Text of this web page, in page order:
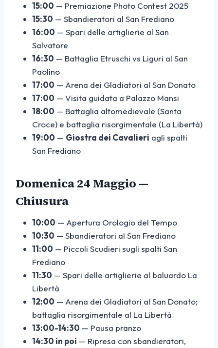
15:00 — Premiazione Photo Contest 2025
15:30 — Sbandieratori al San Frediano
16:00 — Spari delle artiglierie al San
Salvatore
16:30 — Battaglia Etruschi vs Liguri al San
Paolino
17:00 — Arena dei Gladiatori al San Donato
17:00 — Visita guidata a Palazzo Mansi
18:00 — Battaglia altomedievale (Santa
Croce) e battaglia risorgimentale (La Libertà)
19:00 — Giostra dei Cavalieri agli spalti
San Frediano
Domenica 24 Maggio —
Chiusura
10:00 — Apertura Orologio del Tempo
10:30 — Sbandieratori al San Frediano
11:00 — Piccoli Scudieri sugli spalti San
Frediano
11:30 — Spari delle artiglierie al baluardo La
Libertà
12:00 — Arena dei Gladiatori al San Donato;
battaglia risorgimentale al La Libertà
13:00-14:30 — Pausa pranzo
14:30 in poi — Ripresa con sbandieratori,